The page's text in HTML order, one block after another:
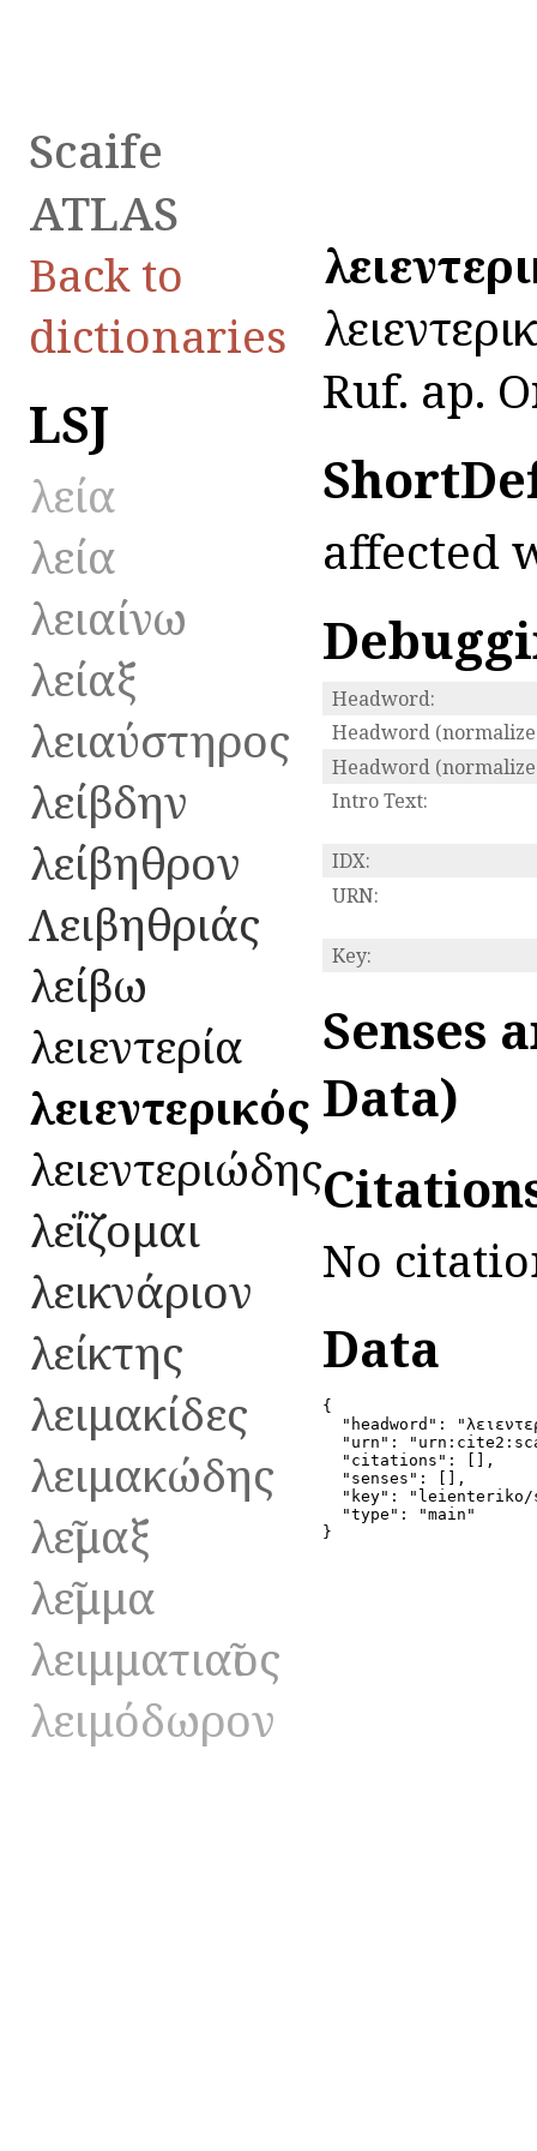
Scaife
ATLAS
Back to
dictionaries
LSJ
λεία
λεία
λειαίνω
λείαξ
λειαύστηρος
λείβδην
λείβηθρον
Λειβηθριάς
λείβω
λειεντερία
λειεντερικός
λειεντεριώδης
λεΐζομαι
λεικνάριον
λείκτης
λειμακίδες
λειμακώδης
λεῖμαξ
λεῖμμα
λειμματιαῖος
λειμόδωρον
Ruf. ap.
affected
Headword:
Headword
Headword
Intro Text:
IDX:
URN:
Key:
Senses
Data)
No
Data
{
"headword":
"urn":
  "citations": [],
  "senses": [],
"key": "leienteriko/
  "type": "main"
}